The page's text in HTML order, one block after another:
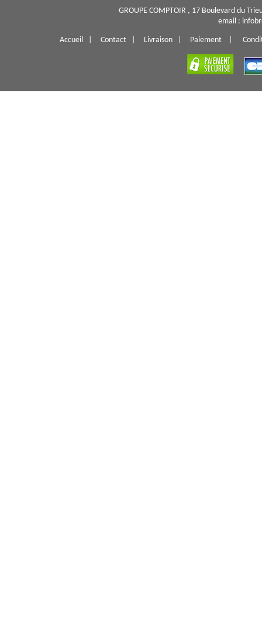
GROUPE COMPTOIR , 17 Boulevard du
email :
Accueil Contact Livraison Paiement